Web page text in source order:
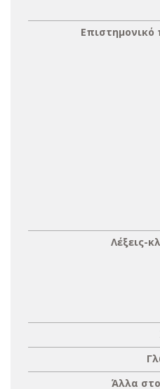
Επιστημονικό
Λέξεις-
Άλλα